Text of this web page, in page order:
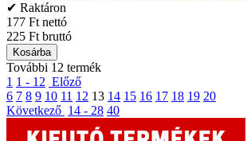
✔ Raktáron
177 Ft nettó
225 Ft bruttó
Kosárba
További 12 termék
1 1 - 12 Előző
6 7 8 9 10 11 12 13 14 15 16 17 18 19 20
Következő 14 - 28 40